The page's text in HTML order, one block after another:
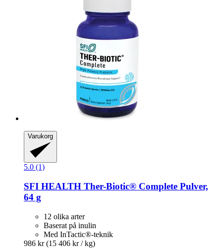
Varukorg
5.0 (1)
SFI HEALTH Ther-​Biotic® Complete Pulver,
64 g
12 olika arter
Baserat på inulin
Med InTactic®-teknik
986 kr (15 406 kr / kg)